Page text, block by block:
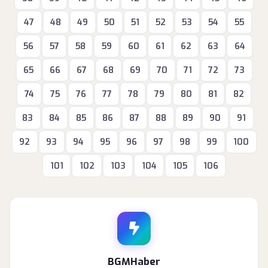
47 48 49 50 51 52 53 54 55
56 57 58 59 60 61 62 63 64
65 66 67 68 69 70 71 72 73
74 75 76 77 78 79 80 81 82
83 84 85 86 87 88 89 90 91
92 93 94 95 96 97 98 99 100
101 102 103 104 105 106
BGMHaber